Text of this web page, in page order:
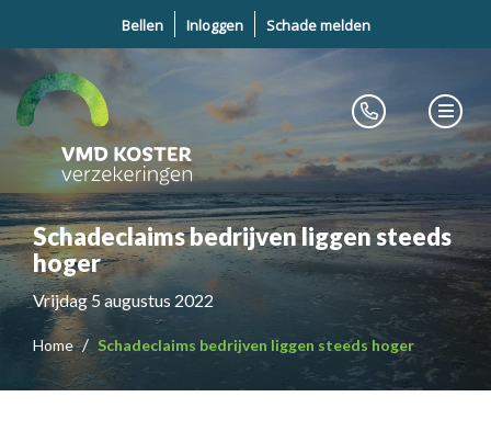
Bellen Inloggen Schade melden
Schadeclaims bedrijven liggen steeds
hoger
Vrijdag 5 augustus 2022
Home Schadeclaims bedrijven liggen steeds hoger